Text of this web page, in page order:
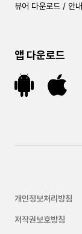
뷰어 다운로드 / 안내
앱 다운로드
개인정보처리방침
저작권보호방침